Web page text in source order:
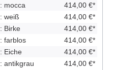
mocca
414,00 €*
weiß
414,00 €*
Birke
414,00 €*
farblos
414,00 €*
Eiche
414,00 €*
antikgrau
414,00 €*